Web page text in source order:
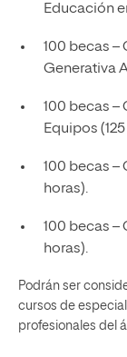
Educación
100 becas –
Generativa
100 becas –
Equipos
100 becas –
horas).
100 becas –
horas).
Podrán ser
cursos de
profesionales del